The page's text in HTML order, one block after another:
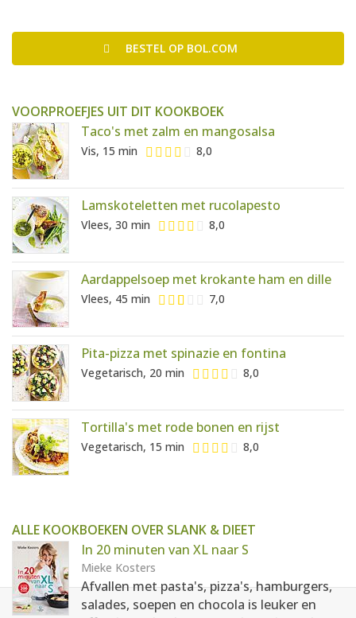
BESTEL OP BOL.COM
VOORPROEFJES UIT DIT KOOKBOEK
Taco's met zalm en mangosalsa
Vis, 15 min 8,0
Lamskoteletten met rucolapesto
Vlees, 30 min 8,0
Aardappelsoep met krokante ham en dille
Vlees, 45 min 7,0
Pita-pizza met spinazie en fontina
Vegetarisch, 20 min 8,0
Tortilla's met rode bonen en rijst
Vegetarisch, 15 min 8,0
ALLE KOOKBOEKEN OVER SLANK & DIEET
In 20 minuten van XL naar S
Mieke Kosters
Afvallen met pasta's, pizza's, hamburgers,
salades, soepen en chocola is leuker en